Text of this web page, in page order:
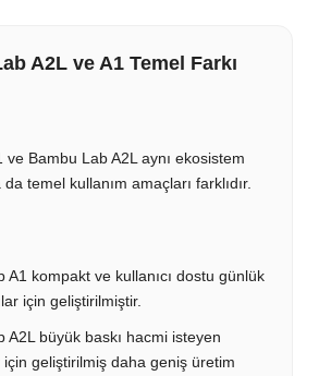
A2L ve A1 Temel Farkı
ve Bambu Lab A2L aynı ekosistem
temel kullanım amaçları farklıdır.
A1 kompakt ve kullanıcı dostu günlük
için geliştirilmiştir.
A2L büyük baskı hacmi isteyen
için geliştirilmiş daha geniş üretim